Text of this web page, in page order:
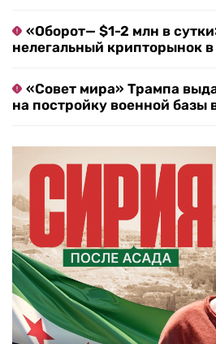
«Оборот— $1-2 млн в
нелегальный крипторынок
«Совет мира» Трампа
на постройку военной базы